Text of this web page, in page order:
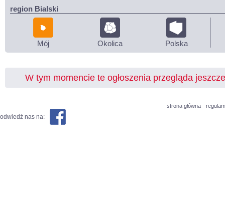
region Bialski
Mój Okolica Polska
W tym momencie te ogłoszenia przegląda
strona główna
odwiedź nas na: